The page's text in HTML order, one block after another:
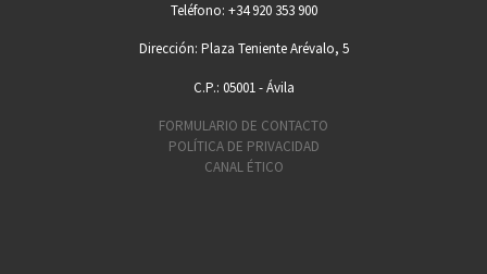
Teléfono: +34 920 353 900
Dirección: Plaza Teniente Arévalo, 5
C.P.: 05001 - Ávila
FORMULARIO DE CONTACTO
POLÍTICA DE PRIVACIDAD
CANAL ÉTICO